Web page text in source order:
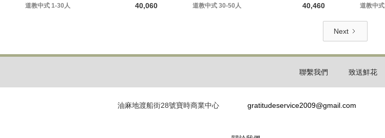
道教中式 1-30人 40,060 道教中式 30-50人 40,460 道教中式
Next
聯繫我們 致送鮮花
油麻地渡船街28號寶時商業中心 gratitudeservice2009@gmail.com